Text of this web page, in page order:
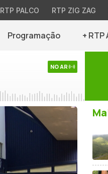
RTP PALCO RTP ZIG ZAG
Programação + RTP
NO AR